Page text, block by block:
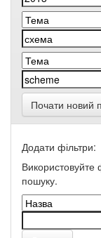
Почати новий
Додати фільтри:
Використовуйте
пошуку.